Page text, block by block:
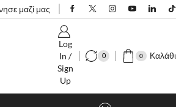
μαζί μας
Log
In /
Sign
Up
0 0 Καλάθι